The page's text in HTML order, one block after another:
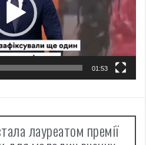
01:53
лауреатом премії